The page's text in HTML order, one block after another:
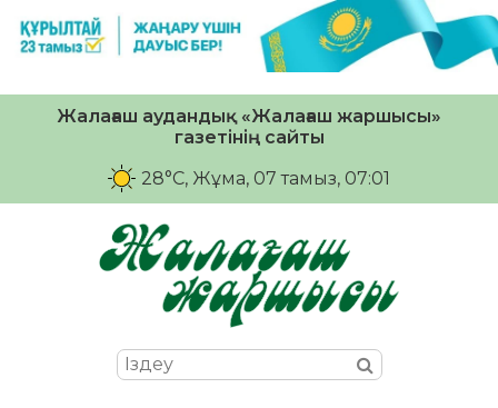
Жалағаш аудандық «Жалағаш жаршысы»
газетінің сайты
28°C, Жұма, 07 тамыз, 07:01